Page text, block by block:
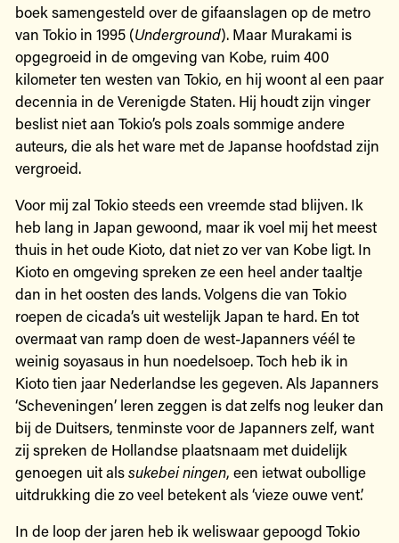
boek samengesteld over de gifaanslagen op de metro
van Tokio in 1995 (Underground). Maar Murakami is
opgegroeid in de omgeving van Kobe, ruim 400
kilometer ten westen van Tokio, en hij woont al een paar
decennia in de Verenigde Staten. Hij houdt zijn vinger
beslist niet aan Tokio’s pols zoals sommige andere
auteurs, die als het ware met de Japanse hoofdstad zijn
vergroeid.
Voor mij zal Tokio steeds een vreemde stad blijven. Ik
heb lang in Japan gewoond, maar ik voel mij het meest
thuis in het oude Kioto, dat niet zo ver van Kobe ligt. In
Kioto en omgeving spreken ze een heel ander taaltje
dan in het oosten des lands. Volgens die van Tokio
roepen de cicada’s uit westelijk Japan te hard. En tot
overmaat van ramp doen de west-Japanners véél te
weinig soyasaus in hun noedelsoep. Toch heb ik in
Kioto tien jaar Nederlandse les gegeven. Als Japanners
‘Scheveningen’ leren zeggen is dat zelfs nog leuker dan
bij de Duitsers, tenminste voor de Japanners zelf, want
zij spreken de Hollandse plaatsnaam met duidelijk
genoegen uit alssukebei ningen, een ietwat oubollige
uitdrukking die zo veel betekent als ‘vieze ouwe vent’.
In de loop der jaren heb ik weliswaar gepoogd Tokio